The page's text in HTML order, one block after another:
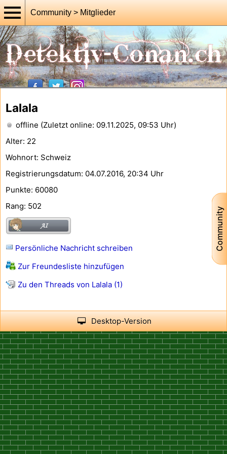
Community > Mitglieder
Community
Lalala
offline (Zuletzt online: 09.11.2025, 09:53 Uhr)
Alter: 22
Wohnort: Schweiz
Registrierungsdatum: 04.07.2016, 20:34 Uhr
Punkte: 60080
Rang: 502
Persönliche Nachricht schreiben
Zur Freundesliste hinzufügen
Zu den Threads von Lalala (1)
Desktop-Version